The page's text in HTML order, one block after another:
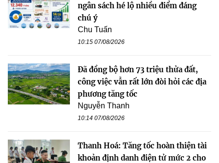
ngân sách hé lộ nhiều điểm đáng
chú ý
Chu Tuấn
10:15 07/08/2026
Đã đồng bộ hơn 73 triệu thửa đất,
công việc vẫn rất lớn đòi hỏi các địa
phương tăng tốc
Nguyễn Thanh
10:14 07/08/2026
Thanh Hoá: Tăng tốc hoàn thiện tài
khoản định danh điện tử mức 2 cho